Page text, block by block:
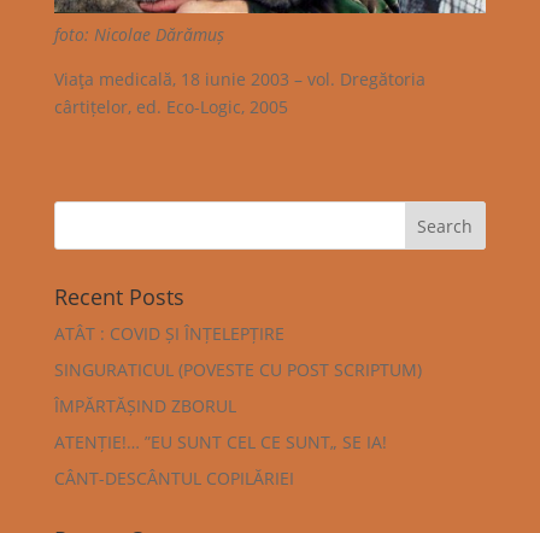
foto: Nicolae Dărămuș
Viaţa medicală, 18 iunie 2003 – vol. Dregătoria
cârtițelor, ed. Eco-Logic, 2005
Recent Posts
ATÂT : COVID ȘI ÎNȚELEPȚIRE
SINGURATICUL (POVESTE CU POST SCRIPTUM)
ÎMPĂRTĂȘIND ZBORUL
ATENȚIE!… ”EU SUNT CEL CE SUNT„ SE IA!
CÂNT-DESCÂNTUL COPILĂRIEI